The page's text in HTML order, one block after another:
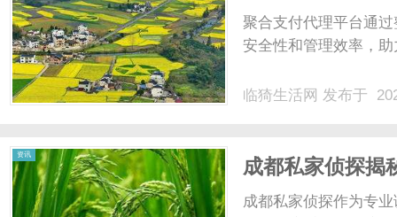
聚合支付代理平台通
安全性和管理效率，
临猗生活网 发布于
资讯
成都私家侦探揭
成都私家侦探作为专